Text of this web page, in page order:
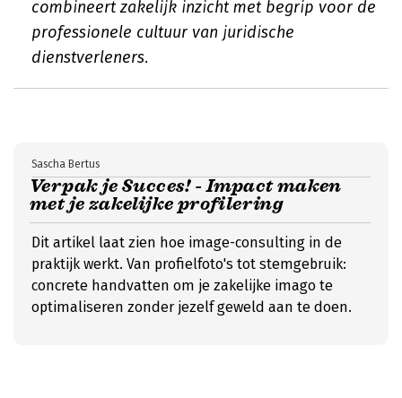
combineert zakelijk inzicht met begrip voor de
professionele cultuur van juridische
dienstverleners.
Verpak je Succes! - Impact maken
met je zakelijke profilering
Sascha Bertus
Dit artikel laat zien hoe image-consulting in de
praktijk werkt. Van profielfoto's tot stemgebruik:
concrete handvatten om je zakelijke imago te
optimaliseren zonder jezelf geweld aan te doen.